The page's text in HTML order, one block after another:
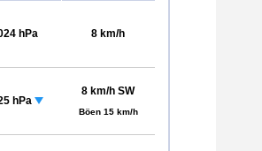
hPa 8 km/h
hPa
8 km/h SW
Böen 15 km/h